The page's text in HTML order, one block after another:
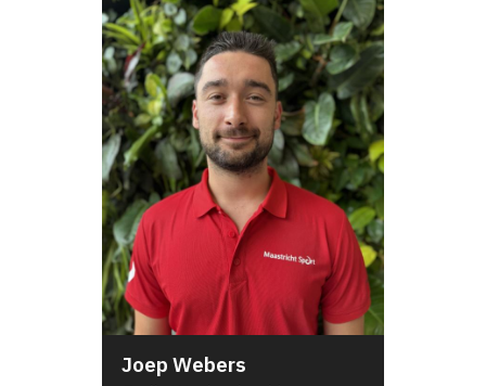
Joep Webers